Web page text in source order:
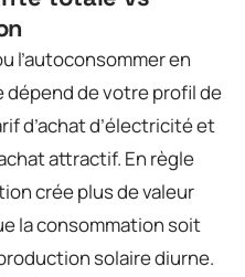
l’autoconsommer en
dépend de votre profil de
d’achat d’électricité et
attractif. En règle
crée plus de valeur
la consommation soit
solaire diurne.